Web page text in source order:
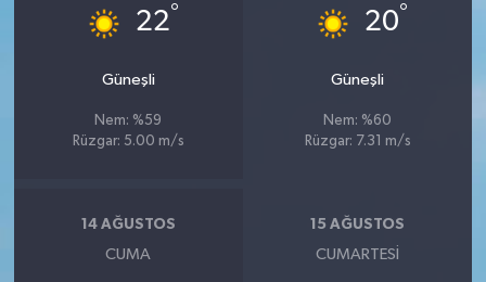
22°
Güneşli
Nem: %59
Rüzgar: 5.00 m/s
20°
Güneşli
Nem: %60
Rüzgar: 7.31 m/s
14 AĞUSTOS
CUMA
15 AĞUSTOS
CUMARTESI